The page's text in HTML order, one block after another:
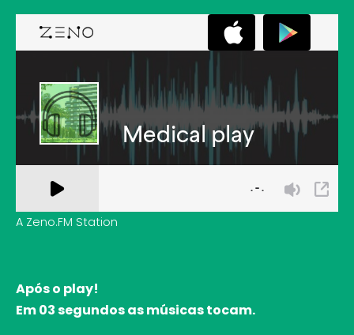
A Zeno.FM Station
Após o play!
Em 03 segundos as músicas tocam.